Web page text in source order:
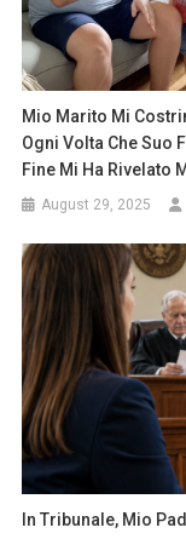
Mio Marito Mi
Ogni Volta Che Suo
Fine Mi Ha Rivelato
August 29, 2025
In Tribunale, Mio